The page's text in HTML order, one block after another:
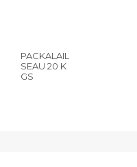
PACKALAIL
SEAU 20 K
GS